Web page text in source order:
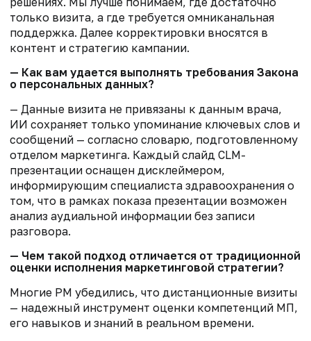
только визита, а где требуется омниканальная
поддержка. Далее корректировки вносятся в
контент и стратегию кампании.
— Как вам удается выполнять требования Закона
о персональных данных?
— Данные визита не привязаны к данным врача,
ИИ сохраняет только упоминание ключевых слов и
сообщений — согласно словарю, подготовленному
отделом маркетинга. Каждый слайд CLM-
презентации оснащен дисклеймером,
информирующим специалиста здравоохранения о
том, что в рамках показа презентации возможен
анализ аудиальной информации без записи
разговора.
— Чем такой подход отличается от традиционной
оценки исполнения маркетинговой стратегии?
Многие РМ убедились, что дистанционные визиты
— надежный инструмент оценки компетенций МП,
его навыков и знаний в реальном времени.